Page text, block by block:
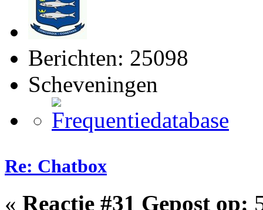
Berichten: 25098
Scheveningen
Re: Chatbox
« Reactie #31 Gepost op: